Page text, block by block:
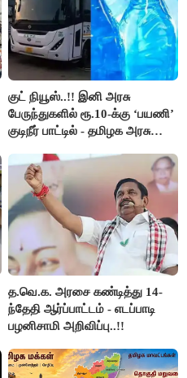
குட் நியூஸ்..!! இனி அரசு
பேருந்துகளில் ரூ.10-க்கு ‘பயணி’
குடிநீர் பாட்டில் - தமிழக அரசு
த.வெ.க. அரசை கண்டித்து 14-
ந்தேதி ஆர்ப்பாட்டம் - எடப்பாடி
பழனிசாமி அறிவிப்பு..!!